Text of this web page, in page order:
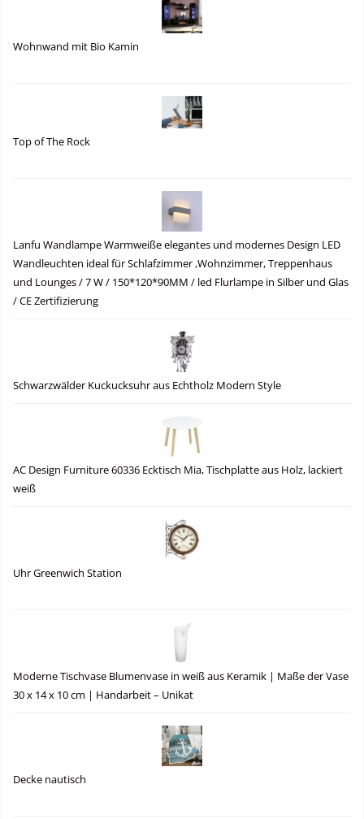
Wohnwand mit Bio Kamin
Top of The Rock
Lanfu Wandlampe Warmweiße elegantes und modernes Design LED
Wandleuchten ideal für Schlafzimmer ,Wohnzimmer, Treppenhaus
und Lounges / 7 W / 150*120*90MM / led Flurlampe in Silber und Glas
/ CE Zertifizierung
Schwarzwälder Kuckucksuhr aus Echtholz Modern Style
AC Design Furniture 60336 Ecktisch Mia, Tischplatte aus Holz, lackiert
weiß
Uhr Greenwich Station
Moderne Tischvase Blumenvase in weiß aus Keramik | Maße der Vase
30 x 14 x 10 cm | Handarbeit – Unikat
Decke nautisch